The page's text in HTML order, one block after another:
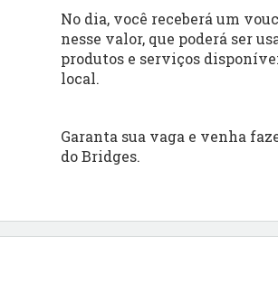
No dia, você receberá um
nesse valor, que poderá ser
produtos e serviços
local.
Garanta sua vaga e venha
do Bridges.